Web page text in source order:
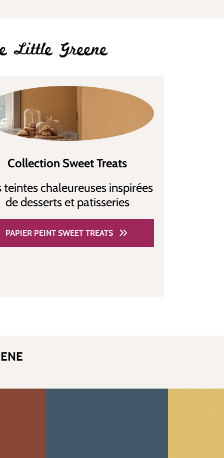
Little Greene
Collection Sweet Treats
teintes chaleureuses inspirées
de desserts et patisseries
PAPIER PEINT SWEET TREATS